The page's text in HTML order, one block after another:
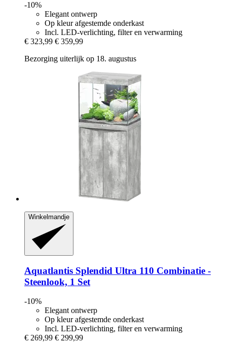
-10%
Elegant ontwerp
Op kleur afgestemde onderkast
Incl. LED-verlichting, filter en verwarming
€ 323,99 € 359,99
Bezorging uiterlijk op 18. augustus
Winkelmandje
Aquatlantis Splendid Ultra 110 Combinatie -​
Steenlook, 1 Set
-10%
Elegant ontwerp
Op kleur afgestemde onderkast
Incl. LED-verlichting, filter en verwarming
€ 269,99 € 299,99